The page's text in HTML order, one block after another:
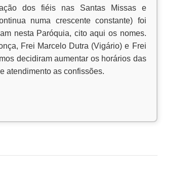
dos fiéis nas Santas Missas e
numa crescente constante) foi
nesta Paróquia, cito aqui os nomes.
Frei Marcelo Dutra (Vigário) e Frei
decidiram aumentar os horários das
atendimento as confissões.